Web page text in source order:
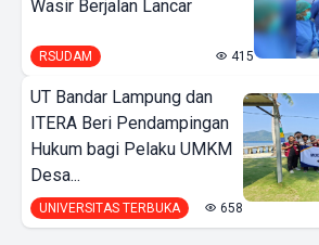
Wasir Berjalan Lancar
RSUDAM 415
UT Bandar Lampung dan
ITERA Beri Pendampingan
Hukum bagi Pelaku UMKM
Desa...
UNIVERSITAS TERBUKA 658